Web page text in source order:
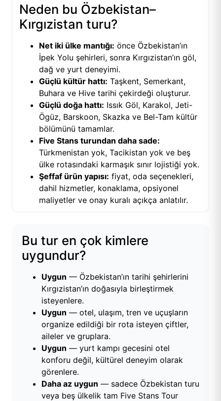
Neden bu Özbekistan–
Kırgızistan turu?
Net iki ülke mantığı: önce Özbekistan’ın
İpek Yolu şehirleri, sonra Kırgızistan’ın göl,
dağ ve yurt deneyimi.
Güçlü kültür hattı: Taşkent, Semerkant,
Buhara ve Hive tarihi çekirdeği oluşturur.
Güçlü doğa hattı: Issık Göl, Karakol, Jeti-
Ögüz, Barskoon, Skazka ve Bel-Tam kültür
bölümünü tamamlar.
Five Stans turundan daha sade:
Türkmenistan yok, Tacikistan yok ve beş
ülke rotasındaki karmaşık sınır lojistiği yok.
Şeffaf ürün yapısı: fiyat, oda seçenekleri,
dahil hizmetler, konaklama, opsiyonel
maliyetler ve onay kuralı açıkça anlatılır.
Bu tur en çok kimlere
uygundur?
Uygun — Özbekistan’ın tarihi şehirlerini
Kırgızistan’ın doğasıyla birleştirmek
isteyenlere.
Uygun — otel, ulaşım, tren ve uçuşların
organize edildiği bir rota isteyen çiftler,
aileler ve gruplara.
Uygun — yurt kampı gecesini otel
konforu değil, kültürel deneyim olarak
görenlere.
Daha az uygun — sadece Özbekistan turu
veya beş ülkelik tam Five Stans Tour